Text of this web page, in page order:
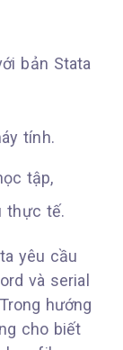
bản Stata
tính.
tập,
thực tế.
yêu cầu
và serial
hướng
cho biết